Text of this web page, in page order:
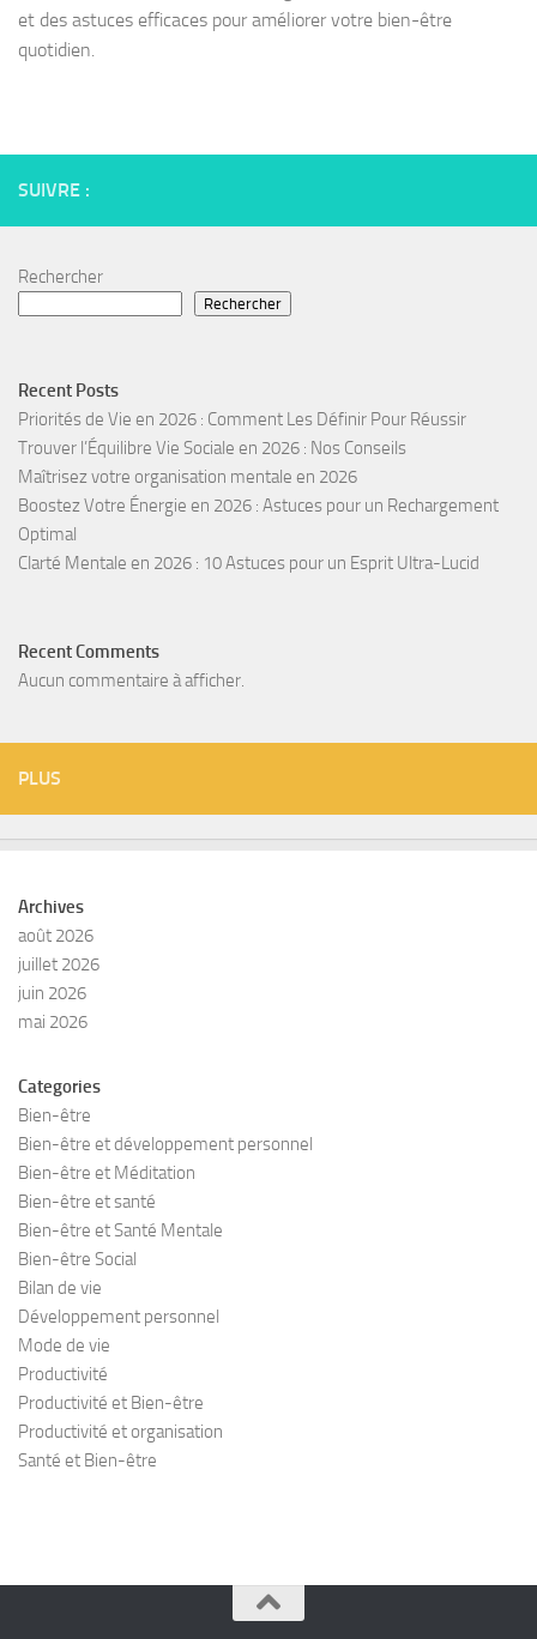
et des astuces efficaces pour améliorer votre bien-être
quotidien.
SUIVRE :
Rechercher
Rechercher
Recent Posts
Priorités de Vie en 2026 : Comment Les Définir Pour Réussir
Trouver l’Équilibre Vie Sociale en 2026 : Nos Conseils
Maîtrisez votre organisation mentale en 2026
Boostez Votre Énergie en 2026 : Astuces pour un Rechargement
Optimal
Clarté Mentale en 2026 : 10 Astuces pour un Esprit Ultra-Lucid
Recent Comments
Aucun commentaire à afficher.
PLUS
Archives
août 2026
juillet 2026
juin 2026
mai 2026
Categories
Bien-être
Bien-être et développement personnel
Bien-être et Méditation
Bien-être et santé
Bien-être et Santé Mentale
Bien-être Social
Bilan de vie
Développement personnel
Mode de vie
Productivité
Productivité et Bien-être
Productivité et organisation
Santé et Bien-être